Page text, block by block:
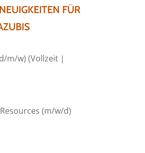
FÜR
m/w) (Vollzeit |
(m/w/d)